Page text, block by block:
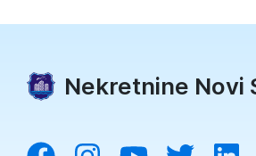
Nekretnine Novi